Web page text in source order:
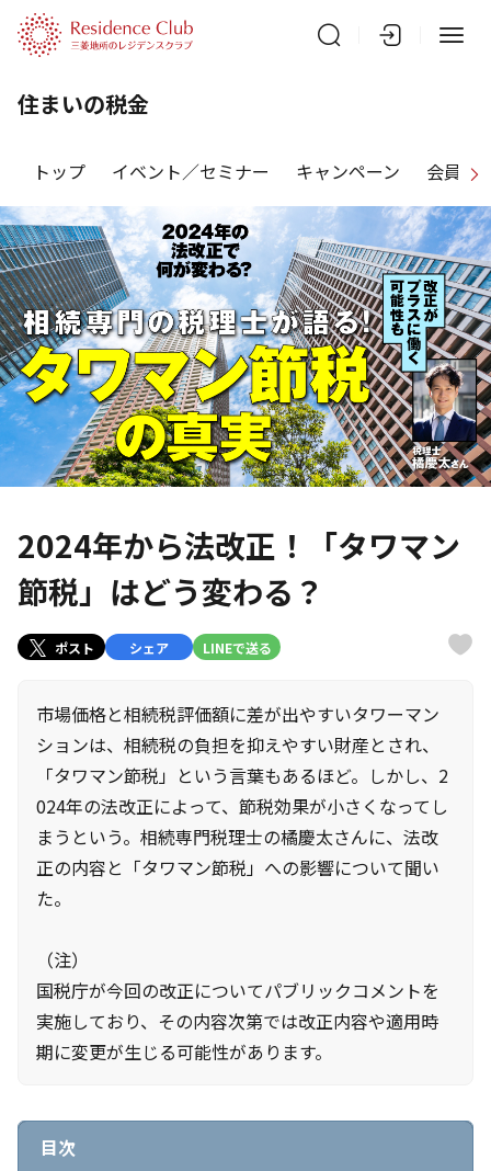
住まいの税金
トップ イベント／セミナー キャンペーン 会員特
2024年から法改正！「タワマン
節税」はどう変わる？
ポスト シェア LINEで送る
市場価格と相続税評価額に差が出やすいタワーマン
ションは、相続税の負担を抑えやすい財産とされ、
「タワマン節税」という言葉もあるほど。しかし、2
024年の法改正によって、節税効果が小さくなってし
まうという。相続専門税理士の橘慶太さんに、法改
正の内容と「タワマン節税」への影響について聞い
た。
（注）
国税庁が今回の改正についてパブリックコメントを
実施しており、その内容次第では改正内容や適用時
期に変更が生じる可能性があります。
目次